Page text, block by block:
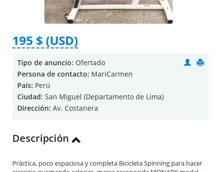
195 $ (USD)
Tipo de anuncio: Ofertado
Persona de contacto: MariCarmen
País: Perú
Ciudad: San Miguel (Departamento de Lima)
Dirección: Av. Costanera
Descripción
Práctica, poco espaciosa y completa Bicicleta Spinning para hacer